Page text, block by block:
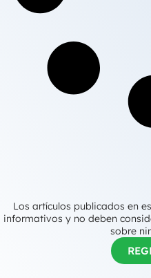
Los artículos publicados en
informativos y no deben
sobre